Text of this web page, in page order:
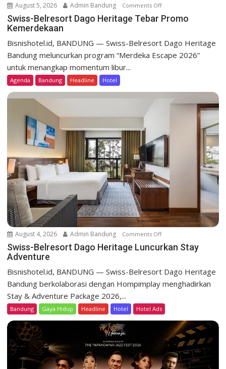
August 5, 2026 Admin Bandung Comments Offo
n
s
B
e
o
t
g
o
e
i
t
g
e
e
a
Swiss-Belresort Dago Heritage Tebar Promo
Kemerdekaan
Bisnishotel.id, BANDUNG — Swiss-Belresort Dago Heritage
Bandung meluncurkan program “Merdeka Escape 2026”
untuk menangkap momentum libur...
Agenda Bandung Headline Hotel
August 4, 2026 Admin Bandung Comments Offo
n
-
B
r
e
Swiss-Belresort Dago Heritage Luncurkan Stay
Adventure
Bisnishotel.id, BANDUNG — Swiss-Belresort Dago Heritage
Bandung berkolaborasi dengan Hompimplay menghadirkan
Stay & Adventure Package 2026,...
Bandung Gaya Hidup Headline Hotel Hotel Ads